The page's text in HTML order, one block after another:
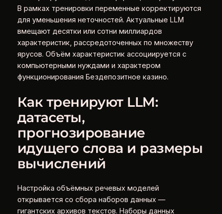
В рамках тренировки переменные корректируются
для уменьшения неточностей. Актуальные LLM
вмещают десятки или сотни миллиардов
характеристик, рассредоточенных по множеству
ярусов. Объём характеристик ассоциируется с
компьютерными нуждами и характером
функционирования Бездепозитное казино.
Как тренируют LLM:
датасеты,
прогнозирование
идущего слова и размеры
вычислений
Настройка объёмных речевых моделей
открывается со сбора наборов данных —
гигантских архивов текстов. Наборы данных